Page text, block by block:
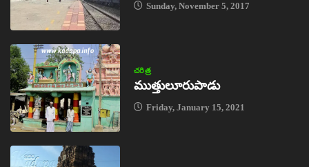
Sunday, November 5, 2017
చరిత్ర
ముత్తులూరుపాడు
Friday, January 15, 2021